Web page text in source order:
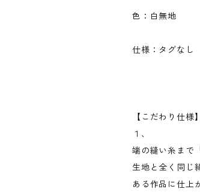
色：白無地
仕様：タグなし
【こだわり仕様】
１、
端の縫い糸まで
生地と全く同じ
ある作品に仕上